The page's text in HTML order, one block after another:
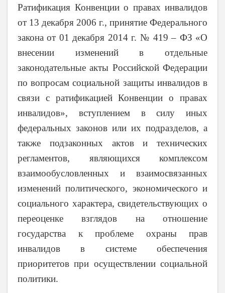
Ратификация Конвенции о правах инвалидов
от 13 декабря 2006 г., принятие Федерального
закона от 01 декабря 2014 г. № 419 – ФЗ «О
внесении изменений в отдельные
законодательные акты Российской Федерации
по вопросам социальной защиты инвалидов в
связи с ратификацией Конвенции о правах
инвалидов», вступлением в силу иных
федеральных законов или их подразделов, а
также подзаконных актов и технических
регламентов, являющихся комплексом
взаимообусловленных и взаимосвязанных
изменений политического, экономического и
социального характера, свидетельствующих о
переоценке взглядов на отношение
государства к проблеме охраны прав
инвалидов в системе обеспечения
приоритетов при осуществлении социальной
политики.